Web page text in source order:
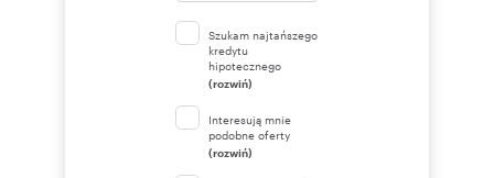
Szukam najtańszego
kredytu
hipotecznego
(rozwiń)
Interesują mnie
podobne oferty
(rozwiń)